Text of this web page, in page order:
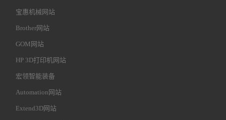
宝惠机械网站
Brother网站
GOM网站
HP 3D打印机网站
宏领智能装备
Automation网站
Extend3D网站